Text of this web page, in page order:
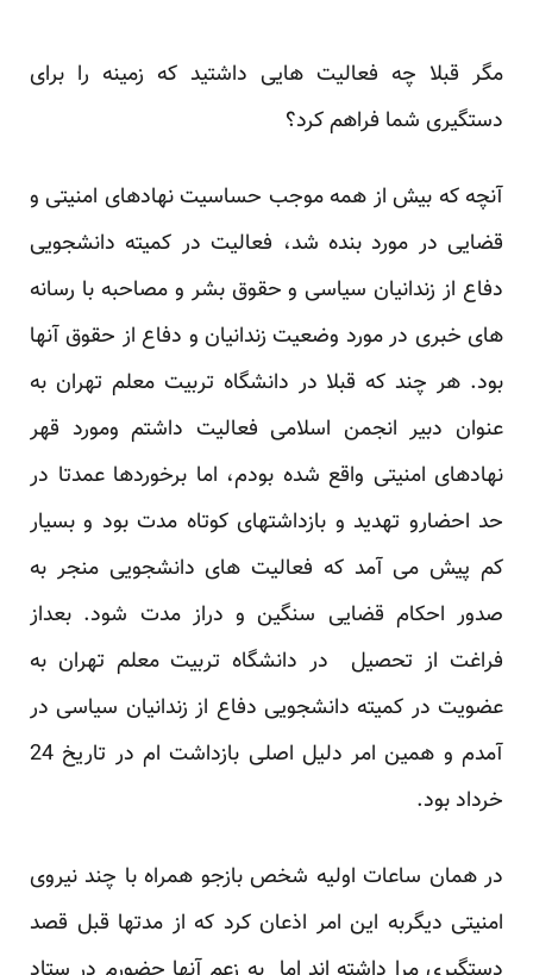
مگر قبلا چه فعالیت هایی داشتید که زمینه را برای
دستگیری شما فراهم کرد؟
آنچه که بیش از همه موجب حساسیت نهادهای امنیتی و
قضایی در مورد بنده شد، فعالیت در کمیته دانشجویی
دفاع از زندانیان سیاسی و حقوق بشر و مصاحبه با رسانه
های خبری در مورد وضعیت زندانیان و دفاع از حقوق آنها
بود. هر چند که قبلا در دانشگاه تربیت معلم تهران به
عنوان دبیر انجمن اسلامی فعالیت داشتم ومورد قهر
نهادهای امنیتی واقع شده بودم، اما برخوردها عمدتا در
حد احضارو تهدید و بازداشتهای کوتاه مدت بود و بسیار
کم پیش می آمد که فعالیت های دانشجویی منجر به
صدور احکام قضایی سنگین و دراز مدت شود. بعداز
فراغت از تحصیل در دانشگاه تربیت معلم تهران به
عضویت در کمیته دانشجویی دفاع از زندانیان سیاسی در
آمدم و همین امر دلیل اصلی بازداشت ام در تاریخ 24
خرداد بود.
در همان ساعات اولیه شخص بازجو همراه با چند نیروی
امنیتی دیگربه این امر اذعان کرد که از مدتها قبل قصد